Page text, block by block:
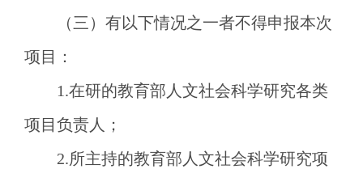
（三 ）有以下情况之一者不得申报本次
项目：
1.在研的教育部人文社会科学研究各类
项目负责人；
2.所主持的教育部人文社会科学研究项